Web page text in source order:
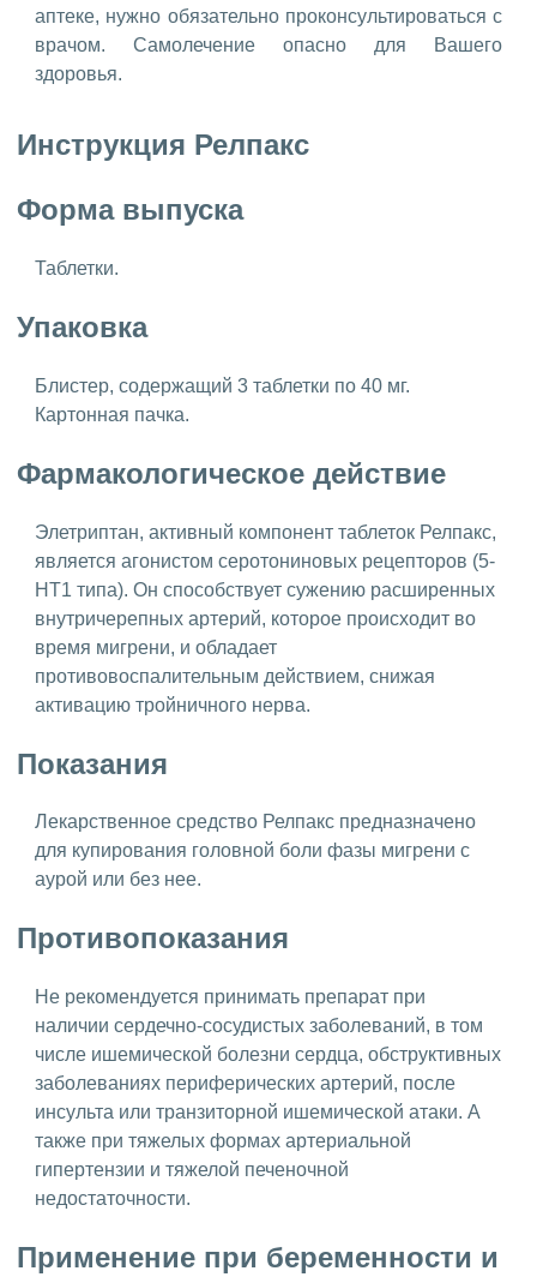
аптеке, нужно обязательно проконсультироваться с
врачом. Самолечение опасно для Вашего
здоровья.
Инструкция Релпакс
Форма выпуска
Таблетки.
Упаковка
Блистер, содержащий 3 таблетки по 40 мг.
Картонная пачка.
Фармакологическое действие
Элетриптан, активный компонент таблеток Релпакс,
является агонистом серотониновых рецепторов (5-
HT1 типа). Он способствует сужению расширенных
внутричерепных артерий, которое происходит во
время мигрени, и обладает
противовоспалительным действием, снижая
активацию тройничного нерва.
Показания
Лекарственное средство Релпакс предназначено
для купирования головной боли фазы мигрени с
аурой или без нее.
Противопоказания
Не рекомендуется принимать препарат при
наличии сердечно-сосудистых заболеваний, в том
числе ишемической болезни сердца, обструктивных
заболеваниях периферических артерий, после
инсульта или транзиторной ишемической атаки. А
также при тяжелых формах артериальной
гипертензии и тяжелой печеночной
недостаточности.
Применение при беременности и